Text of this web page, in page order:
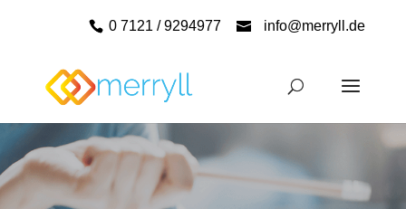
0 7121 / 9294977 info@merryll.de